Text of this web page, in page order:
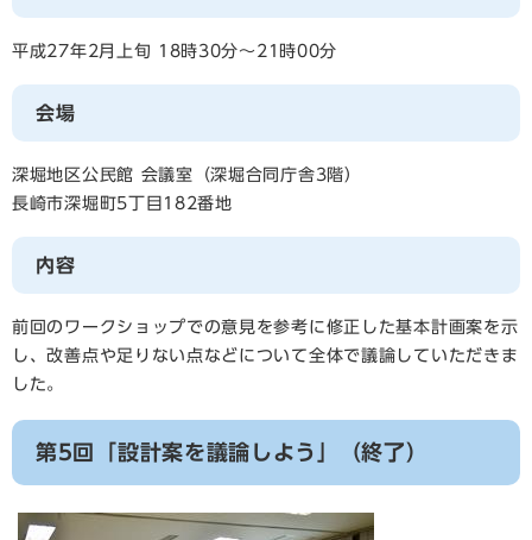
平成27年2月上旬 18時30分～21時00分
会場
深堀地区公民館 会議室（深堀合同庁舎3階）
長崎市深堀町5丁目182番地
内容
前回のワークショップでの意見を参考に修正した基本計画案を示
し、改善点や足りない点などについて全体で議論していただきま
した。
第5回「設計案を議論しよう」（終了）